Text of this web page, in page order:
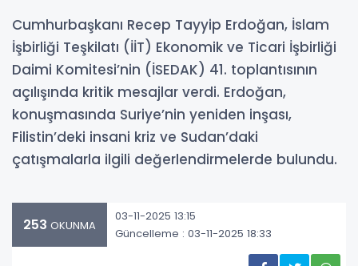
Cumhurbaşkanı Recep Tayyip Erdoğan, İslam
İşbirliği Teşkilatı (İİT) Ekonomik ve Ticari İşbirliği
Daimi Komitesi’nin (İSEDAK) 41. toplantısının
açılışında kritik mesajlar verdi. Erdoğan,
konuşmasında Suriye’nin yeniden inşası,
Filistin’deki insani kriz ve Sudan’daki
çatışmalarla ilgili değerlendirmelerde bulundu.
253 OKUNMA
03-11-2025 13:15
Güncelleme : 03-11-2025 18:33